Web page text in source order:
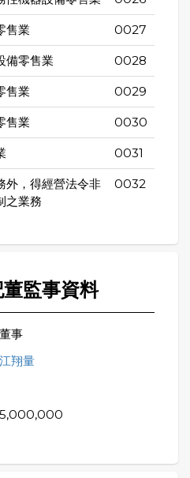
售業 0027
備零售業 0028
售業 0029
售業 0030
0031
外，得經營法令非
之業務
0032
監事資料
董事
江翔量
5,000,000